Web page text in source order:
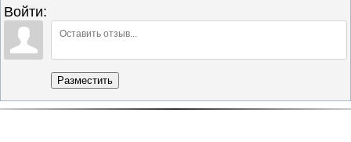
Войти:
Разместить